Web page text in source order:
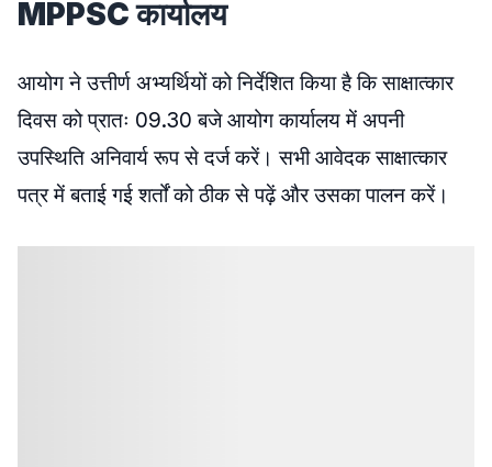
MPPSC कार्यालय
आयोग ने उत्तीर्ण अभ्यर्थियों को निर्देशित किया है कि साक्षात्कार
दिवस को प्रातः 09.30 बजे आयोग कार्यालय में अपनी
उपस्थिति अनिवार्य रूप से दर्ज करें। सभी आवेदक साक्षात्कार
पत्र में बताई गई शर्तों को ठीक से पढ़ें और उसका पालन करें।